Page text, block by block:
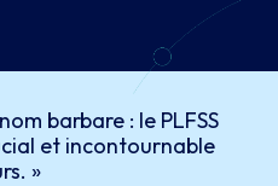
barbare : le PLFSS
et incontournable
»